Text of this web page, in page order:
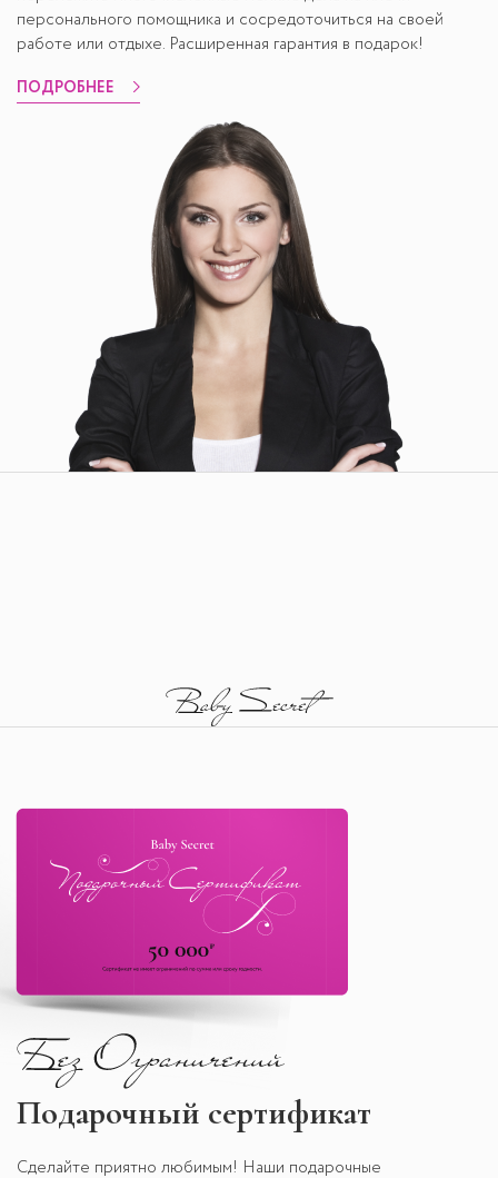
персонального помощника и сосредоточиться на своей
работе или отдыхе. Расширенная гарантия в подарок!
ПОДРОБНЕЕ
Подарочный сертификат
Сделайте приятно любимым! Наши подарочные